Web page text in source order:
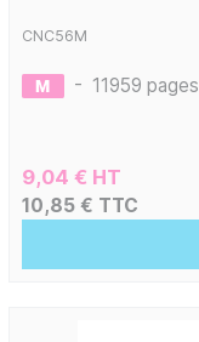
CNC56M
- 11959 pages
9,04 € HT
10,85 € TTC